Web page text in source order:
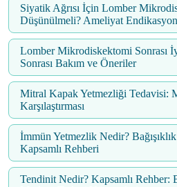
Siyatik Ağrısı İçin Lomber
Düşünülmeli? Ameliyat
Lomber Mikrodiskektomi Sonrası
Sonrası Bakım ve Öneriler
Mitral Kapak Yetmezliği Tedavisi:
Karşılaştırması
İmmün Yetmezlik Nedir? Bağışıklık
Kapsamlı Rehberi
Tendinit Nedir? Kapsamlı